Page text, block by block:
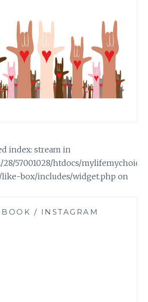
A
P
T
E
index: stream in
57001028/htdocs/
box/includes/widget.php on
/ INSTAGRAM